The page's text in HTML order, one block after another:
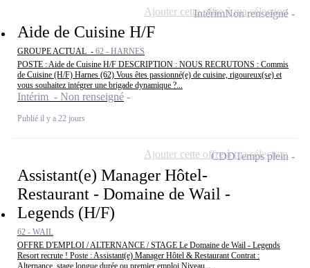
Aide de Cuisine H/F
GROUPE ACTUAL - 62 - HARNES
POSTE : Aide de Cuisine H/F DESCRIPTION : NOUS RECRUTONS : Commis
de Cuisine (H/F) Harnes (62) Vous êtes passionné(e) de cuisine, rigoureux(se) et
vous souhaitez intégrer une brigade dynamique ?...
Intérim - Non renseigné
Publié il y a 22 jours
IntérimNon renseigné
Ajouter cette offre à ma sélection
Assistant(e) Manager Hôtel-
Restaurant - Domaine de Wail -
Legends (H/F)
62 - WAIL
OFFRE D'EMPLOI / ALTERNANCE / STAGE Le Domaine de Wail - Legends
Resort recrute ! Poste : Assistant(e) Manager Hôtel & Restaurant Contrat :
CDDTemps plein
Ajouter cette offre à ma sélection